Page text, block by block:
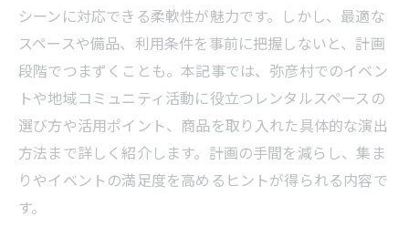
シーンに対応できる柔軟性が魅力です。しかし、最適な
スペースや備品、利用条件を事前に把握しないと、計画
段階でつまずくことも。本記事では、弥彦村でのイベン
トや地域コミュニティ活動に役立つレンタルスペースの
選び方や活用ポイント、商品を取り入れた具体的な演出
方法まで詳しく紹介します。計画の手間を減らし、集ま
りやイベントの満足度を高めるヒントが得られる内容で
す。